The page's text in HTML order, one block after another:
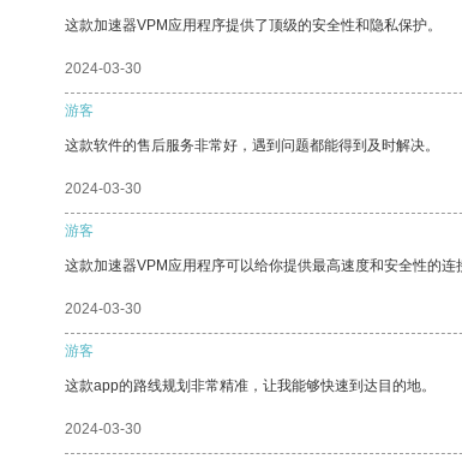
这款加速器VPM应用程序提供了顶级的安全性和隐私保护。
2024-03-30
游客
这款软件的售后服务非常好，遇到问题都能得到及时解决。
2024-03-30
游客
这款加速器VPM应用程序可以给你提供最高速度和安全性的连
2024-03-30
游客
这款app的路线规划非常精准，让我能够快速到达目的地。
2024-03-30